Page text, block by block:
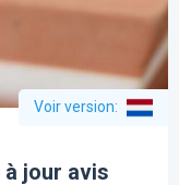
Voir version:
jour avis